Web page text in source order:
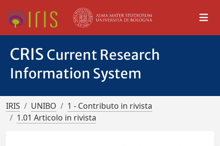
CRIS Current Research
Information System
IRIS UNIBO
1 - Contributo in rivista
1.01 Articolo in rivista